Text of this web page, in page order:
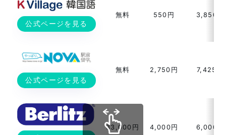
公式ページを見る
無料 550円 3,850円
公式ページを見る
無料 2,750円 7,425円
33,000円 4,000円 6,000円